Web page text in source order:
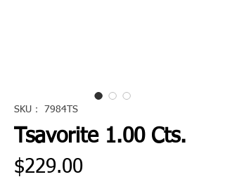
SKU： 7984TS
Tsavorite 1.00 Cts.
$229.00価